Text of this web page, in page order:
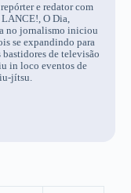
e redator com
O Dia,
no jornalismo iniciou
se expandindo para
de televisão
in loco eventos de
jítsu.